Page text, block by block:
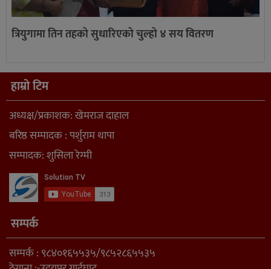
त्रियुगामा तिन तहको सुधारिएको चुल्हो ४ सय वितरण
हाम्रो टिम
अध्यक्ष/प्रकाशक: खेमराज दाहाल
बरिष्ठ सम्पादक : पर्शुराम थापा
सम्पादक: शुसिला रेग्मी
सम्पर्क
सम्पर्क : ९८४०१६५५३५/९८५२८६५५३५